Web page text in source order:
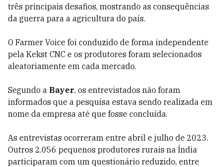
três principais desafios, mostrando as consequências
da guerra para a agricultura do país.
O Farmer Voice foi conduzido de forma independente
pela Kekst CNC e os produtores foram selecionados
aleatoriamente em cada mercado.
Segundo a Bayer, os entrevistados não foram
informados que a pesquisa estava sendo realizada em
nome da empresa até que fosse concluída.
As entrevistas ocorreram entre abril e julho de 2023.
Outros 2.056 pequenos produtores rurais na Índia
participaram com um questionário reduzido, entre